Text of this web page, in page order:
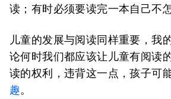
读；有时必须要读完一本自己不
儿童的发展与阅读同样重要，我
论何时我们都应该让儿童有阅读
读的权利，违背这一点，孩子可
趣。